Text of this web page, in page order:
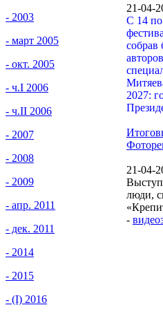
- 2003
- март 2005
- окт. 2005
- ч.I 2006
- ч.II 2006
- 2007
- 2008
- 2009
- апр. 2011
- дек. 2011
- 2014
- 2015
- (I) 2016
21-04-
С 14
собрав
2027:
21-04-
люди,
-